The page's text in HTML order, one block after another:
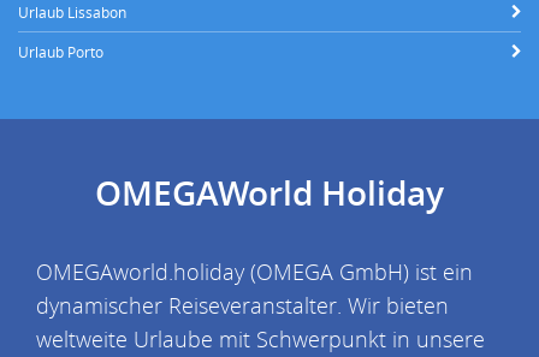
Urlaub Lissabon
Urlaub Porto
OMEGAWorld Holiday
OMEGAworld.holiday (OMEGA GmbH) ist ein
dynamischer Reiseveranstalter. Wir bieten
weltweite Urlaube mit Schwerpunkt in unsere